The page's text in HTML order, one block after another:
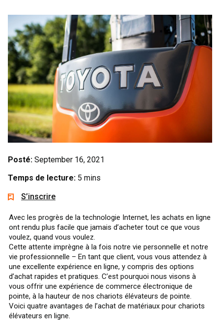
Posté: September 16, 2021
Temps de lecture: 5 mins
S’inscrire
Avec les progrès de la technologie Internet, les achats en ligne
ont rendu plus facile que jamais d’acheter tout ce que vous
voulez, quand vous voulez.
Cette attente imprègne à la fois notre vie personnelle et notre
vie professionnelle – En tant que client, vous vous attendez à
une excellente expérience en ligne, y compris des options
d’achat rapides et pratiques. C’est pourquoi nous visons à
vous offrir une expérience de commerce électronique de
pointe, à la hauteur de nos chariots élévateurs de pointe.
Voici quatre avantages de l’achat de matériaux pour chariots
élévateurs en ligne.